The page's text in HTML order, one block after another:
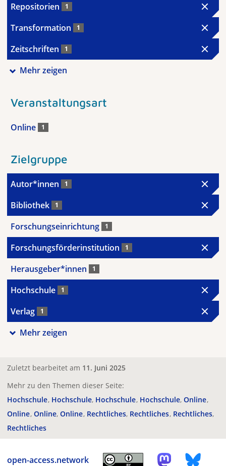
Repositorien 1
Transformation 1
Zeitschriften 1
Mehr zeigen
Veranstaltungsart
Online 1
Zielgruppe
Autor*innen 1
Bibliothek 1
Forschungseinrichtung 1
Forschungsförderinstitution 1
Herausgeber*innen 1
Hochschule 1
Verlag 1
Mehr zeigen
Zuletzt bearbeitet am 11. Juni 2025
Mehr zu den Themen dieser Seite:
Hochschule Hochschule Hochschule Hochschule Online
Online Online Online Rechtliches Rechtliches Rechtliches
Rechtliches
open-access.network